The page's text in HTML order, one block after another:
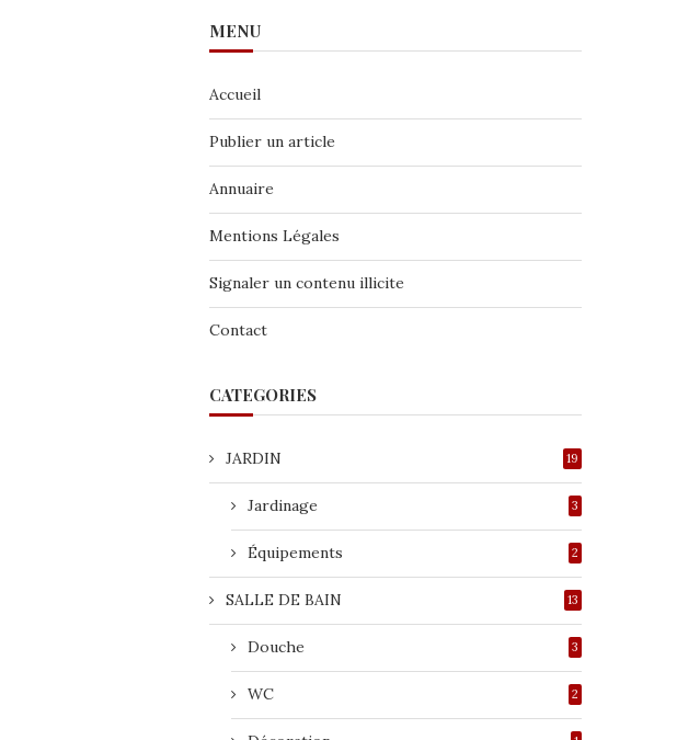
MENU
Accueil
Publier un article
Annuaire
Mentions Légales
Signaler un contenu illicite
Contact
CATEGORIES
JARDIN 19
Jardinage 3
Équipements 2
SALLE DE BAIN 13
Douche 3
WC 2